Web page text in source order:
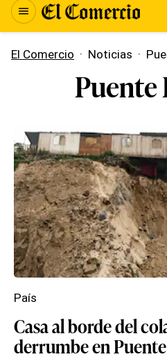
El Comercio · Noticias ·
Puente
Casa al borde del
derrumbe en
País